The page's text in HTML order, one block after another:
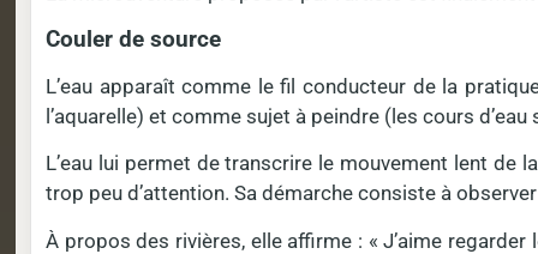
Couler de source
L’eau apparaît comme le fil conducteur de la
l’aquarelle) et comme sujet à peindre (les cours
L’eau lui permet de transcrire le mouvement lent de
trop peu d’attention. Sa démarche consiste à
À propos des rivières, elle affirme : « J’aime